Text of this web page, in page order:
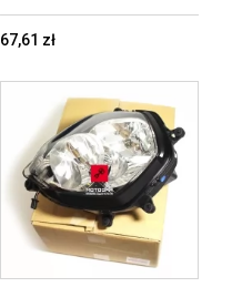
67,61 zł